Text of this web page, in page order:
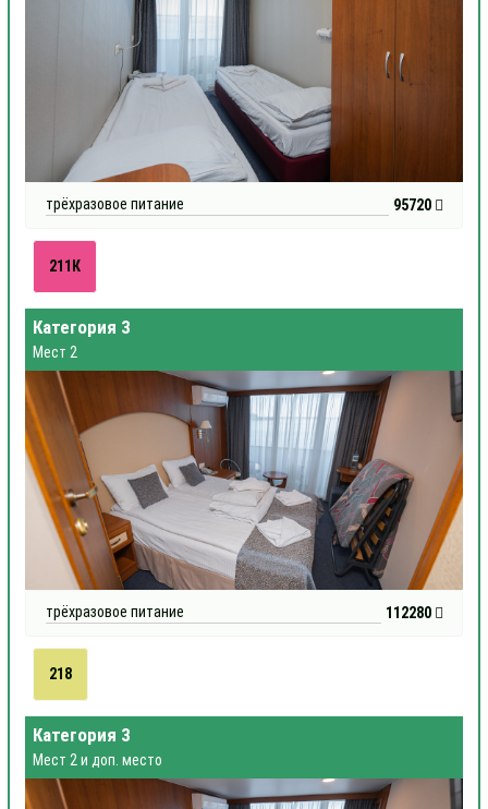
трёхразовое питание 95720
211К
Категория 3
Мест 2
трёхразовое питание 112280
218
Категория 3
Мест 2 и доп. место